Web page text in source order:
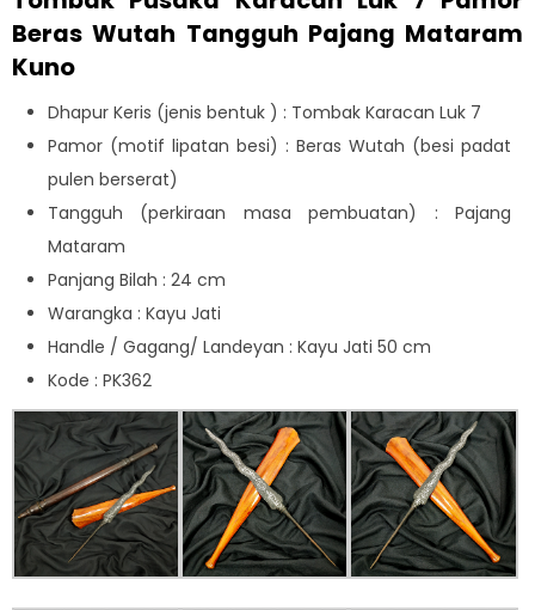
Beras Wutah Tangguh Pajang Mataram
Kuno
Dhapur Keris (jenis bentuk ) : Tombak Karacan Luk 7
Pamor (motif lipatan besi) : Beras Wutah (besi padat
pulen berserat)
Tangguh (perkiraan masa pembuatan) : Pajang
Mataram
Panjang Bilah : 24 cm
Warangka : Kayu Jati
Handle / Gagang/ Landeyan : Kayu Jati 50 cm
Kode : PK362